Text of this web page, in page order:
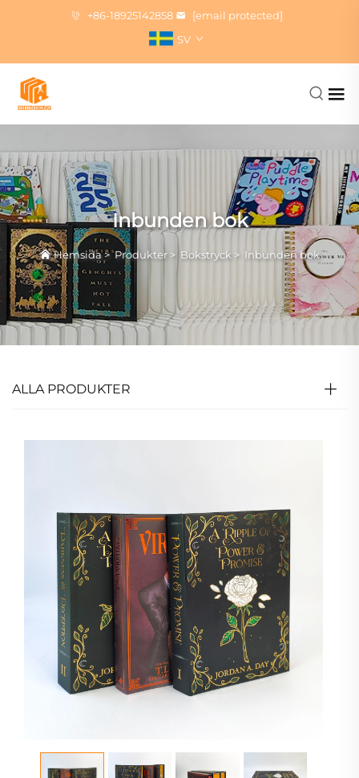
+86-18925142858
[email protected]
SV
Inbunden bok
Hemsida>Produkter > Bokstryck > Inbunden bok
ALLA PRODUKTER